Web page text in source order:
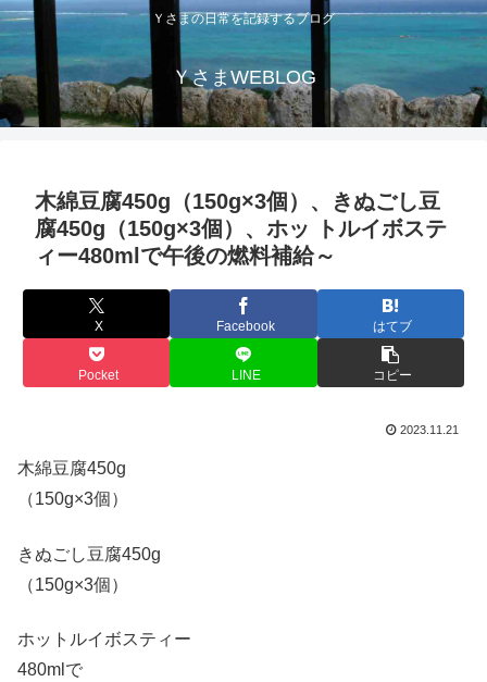
Ｙさまの日常を記録するブログ
ＹさまWEBLOG
木綿豆腐450g（150g×3個）、きぬごし豆
腐450g（150g×3個）、ホッ トルイボステ
ィー480mlで午後の燃料補給～
X Facebook はてブ
Pocket LINE コピー
2023.11.21
木綿豆腐450g
（150g×3個）
きぬごし豆腐450g
（150g×3個）
ホットルイボスティー
480mlで